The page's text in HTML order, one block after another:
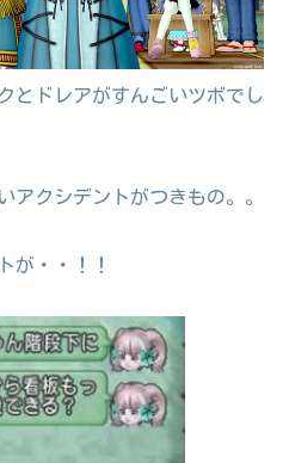
とドレアがすんごいツボでし
アクシデントがつきもの。。
が・・！！